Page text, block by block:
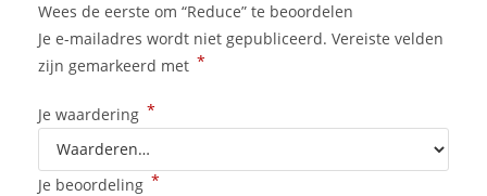
Wees de eerste om “Reduce” te beoordelen
Je e-mailadres wordt niet gepubliceerd. Vereiste velden
zijn gemarkeerd met *
Je waardering *
Je beoordeling *